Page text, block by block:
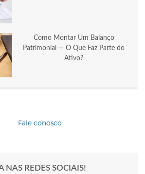
Como Montar Um Balanço
Patrimonial — O Que Faz Parte do
Ativo?
NAS REDES SOCIAIS!